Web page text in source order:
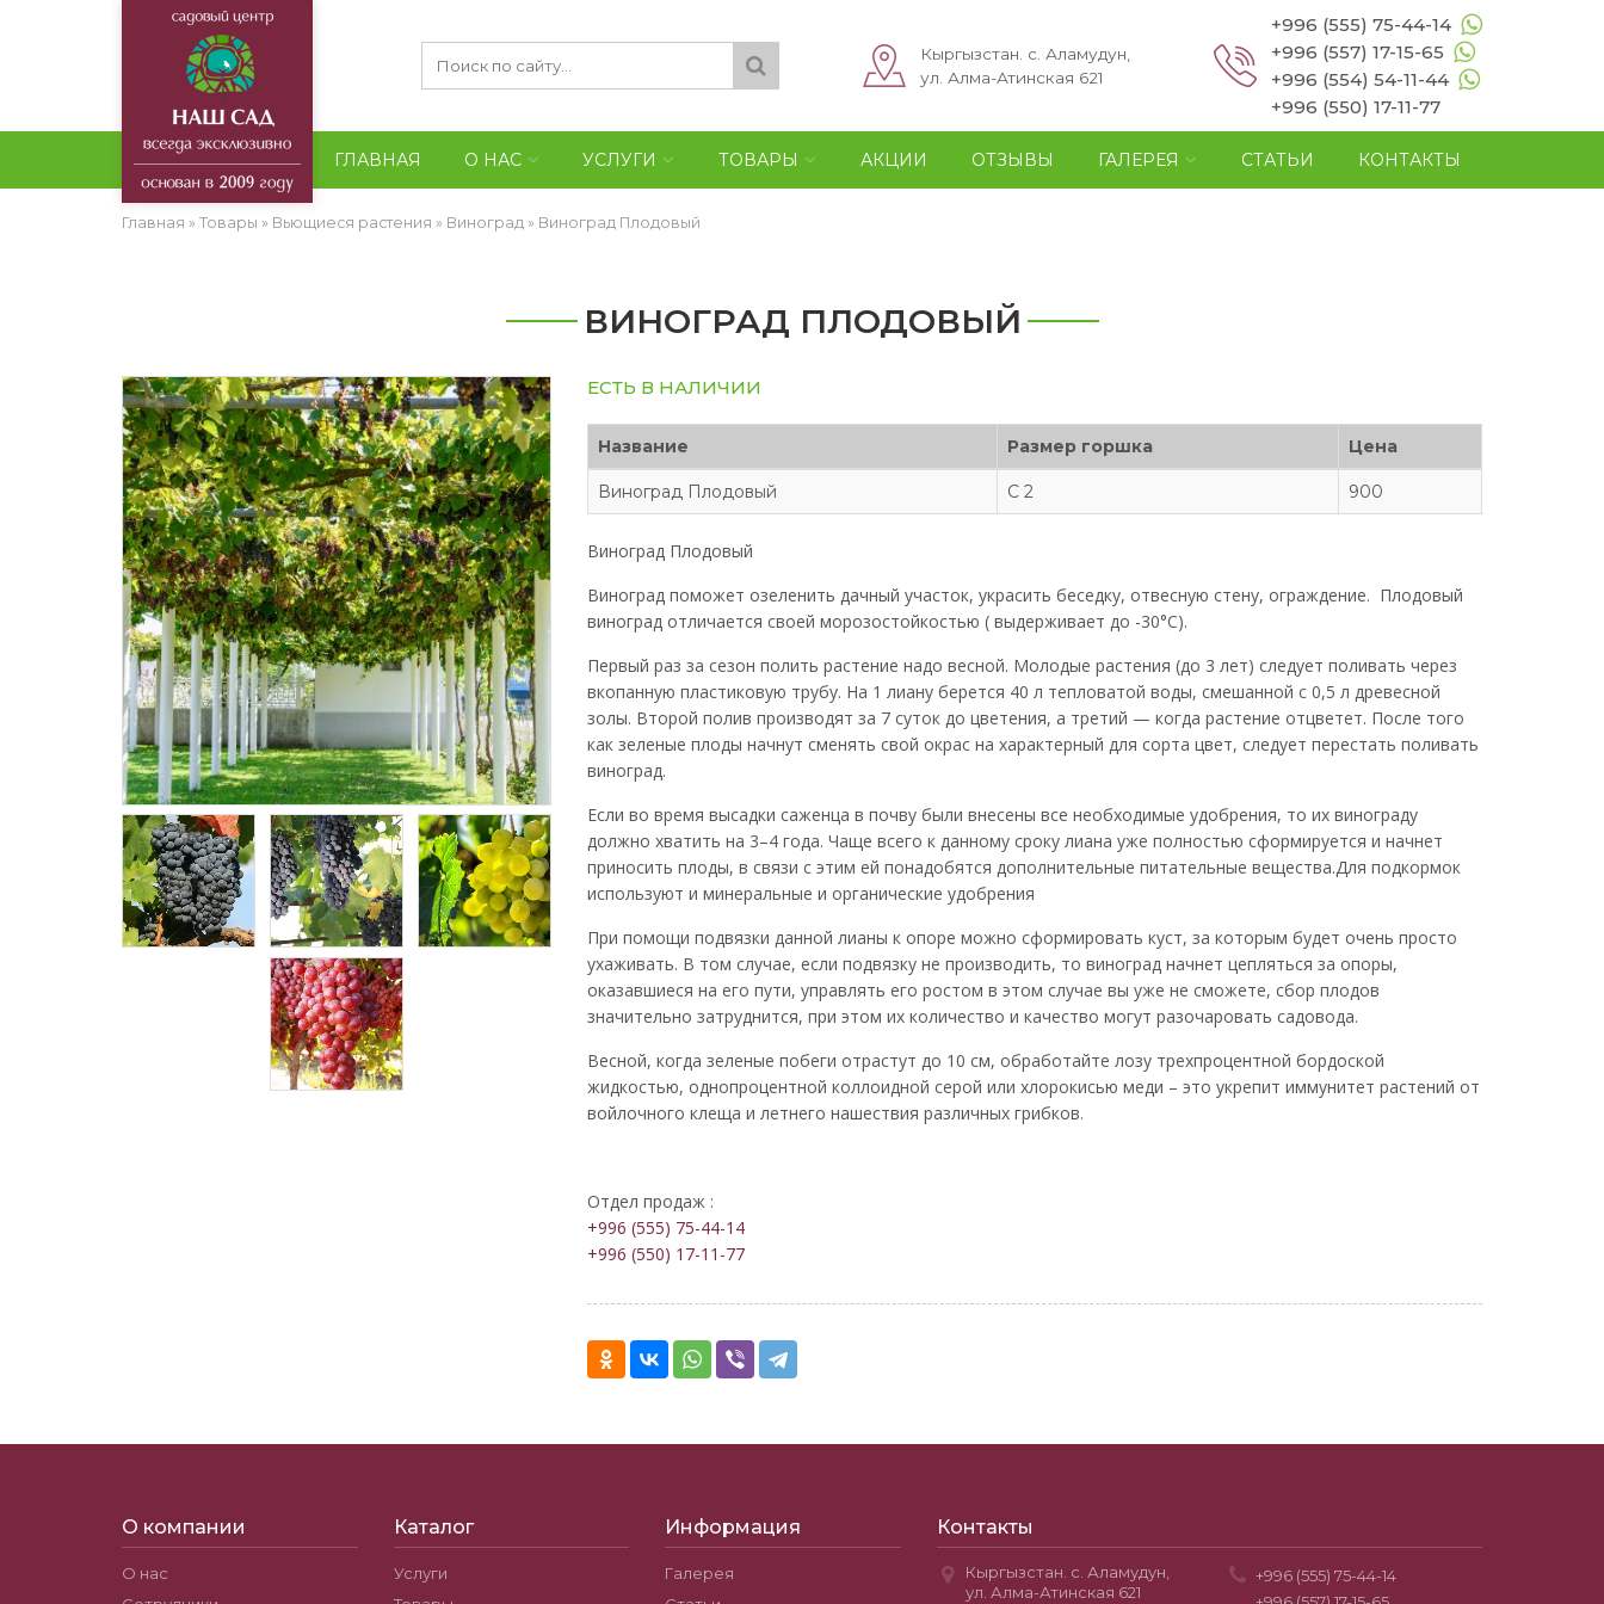
Кыргызстан. с. Аламудун,
ул. Алма-Атинская 621
+996 (555) 75-44-14
+996 (557) 17-15-65
+996 (554) 54-11-44
+996 (550) 17-11-77
ГЛАВНАЯ О НАС УСЛУГИ ТОВАРЫ АКЦИИ ОТЗЫВЫ ГАЛЕРЕЯ СТАТЬИ КОНТАКТЫ
Главная » Товары » Вьющиеся растения » Виноград » Виноград Плодовый
ВИНОГРАД ПЛОДОВЫЙ
ЕСТЬ В НАЛИЧИИ
Название Размер горшка Цена
Виноград Плодовый С 2 900
Виноград Плодовый
Виноград поможет озеленить дачный участок, украсить беседку, отвесную стену, ограждение. Плодовый
виноград отличается своей морозостойкостью ( выдерживает до -30°C).
Первый раз за сезон полить растение надо весной. Молодые растения (до 3 лет) следует поливать через
вкопанную пластиковую трубу. На 1 лиану берется 40 л тепловатой воды, смешанной с 0,5 л древесной
золы. Второй полив производят за 7 суток до цветения, а третий — когда растение отцветет. После того
как зеленые плоды начнут сменять свой окрас на характерный для сорта цвет, следует перестать поливать
виноград.
Если во время высадки саженца в почву были внесены все необходимые удобрения, то их винограду
должно хватить на 3–4 года. Чаще всего к данному сроку лиана уже полностью сформируется и начнет
приносить плоды, в связи с этим ей понадобятся дополнительные питательные вещества.Для подкормок
используют и минеральные и органические удобрения
При помощи подвязки данной лианы к опоре можно сформировать куст, за которым будет очень просто
ухаживать. В том случае, если подвязку не производить, то виноград начнет цепляться за опоры,
оказавшиеся на его пути, управлять его ростом в этом случае вы уже не сможете, сбор плодов
значительно затруднится, при этом их количество и качество могут разочаровать садовода.
Весной, когда зеленые побеги отрастут до 10 см, обработайте лозу трехпроцентной бордоской
жидкостью, однопроцентной коллоидной серой или хлорокисью меди – это укрепит иммунитет растений от
войлочного клеща и летнего нашествия различных грибков.
Отдел продаж :
+996 (555) 75-44-14
+996 (550) 17-11-77
О компании
О нас
Каталог
Услуги
Информация
Галерея
Контакты
Кыргызстан. с. Аламудун,
ул. Алма-Атинская 621
+996 (555) 75-44-14